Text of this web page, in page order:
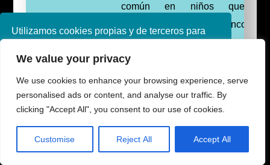
Utilizamos cookies propias y de terceros para
navegando, consideramos que acepta su uso.
política de cookies consulte nuestra
Política de
privacidad
We value your privacy
We use cookies to enhance your browsing experience, serve
personalised ads or content, and analyse our traffic. By
clicking "Accept All", you consent to our use of cookies.
Customise Reject All Accept All
común en niños que
mielomeningocele. El tronco
es la parte más baja del
encima de la médula espinal.
malformación de Chiari de tipo
tronco cerebral se vuelve más
está en una posición más baja
canal espinal o la zona del
Share This